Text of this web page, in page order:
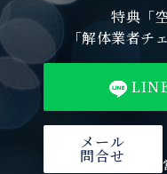
特典「
「解体業者チ
メール
問合せ